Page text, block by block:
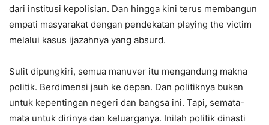
dari institusi kepolisian. Dan hingga kini terus membangun
empati masyarakat dengan pendekatan playing the victim
melalui kasus ijazahnya yang absurd.
Sulit dipungkiri, semua manuver itu mengandung makna
politik. Berdimensi jauh ke depan. Dan politiknya bukan
untuk kepentingan negeri dan bangsa ini. Tapi, semata-
mata untuk dirinya dan keluarganya. Inilah politik dinasti